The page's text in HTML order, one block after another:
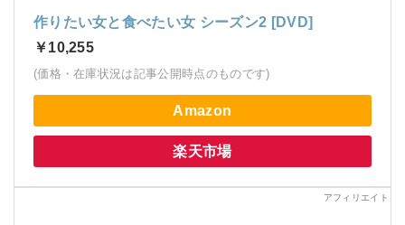
作りたい女と食べたい女 シーズン2 [DVD]
￥10,255
(価格・在庫状況は記事公開時点のものです)
Amazon
楽天市場